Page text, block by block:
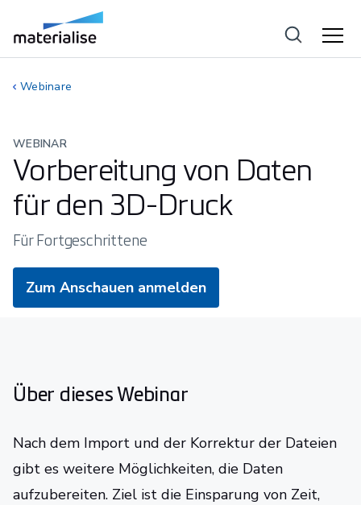
Webinare
WEBINAR
Vorbereitung von Daten
für den 3D-Druck
Für Fortgeschrittene
Zum Anschauen anmelden
Über dieses Webinar
Nach dem Import und der Korrektur der Dateien
gibt es weitere Möglichkeiten, die Daten
aufzubereiten. Ziel ist die Einsparung von Zeit,